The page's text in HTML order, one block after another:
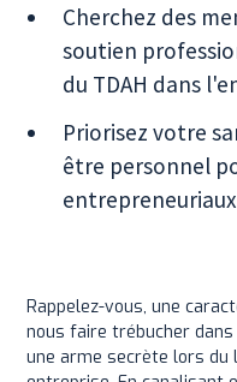
Cherchez des
soutien
du TDAH dans
Priorisez votre
être personnel
Rappelez-vous, une
nous faire trébucher
une arme secrète lors du